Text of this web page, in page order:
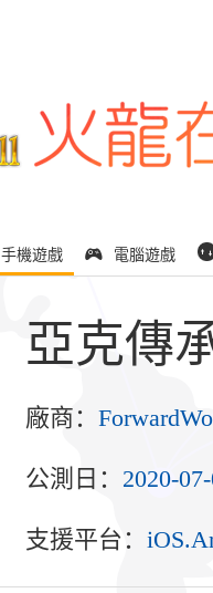
手機遊戲 電腦遊戲
亞克傳
廠商：
公測日： 2020-
支援平台：